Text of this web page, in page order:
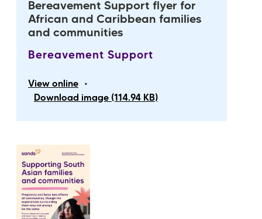
Bereavement Support flyer for
African and Caribbean families
and communities
Bereavement Support
View online •
Download image (114.94 KB)